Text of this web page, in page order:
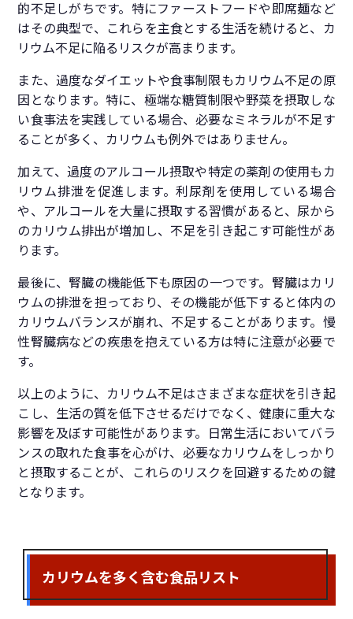
的不足しがちです。特にファーストフードや即席麺など
はその典型で、これらを主食とする生活を続けると、カ
リウム不足に陥るリスクが高まります。
また、過度なダイエットや食事制限もカリウム不足の原
因となります。特に、極端な糖質制限や野菜を摂取しな
い食事法を実践している場合、必要なミネラルが不足す
ることが多く、カリウムも例外ではありません。
加えて、過度のアルコール摂取や特定の薬剤の使用もカ
リウム排泄を促進します。利尿剤を使用している場合
や、アルコールを大量に摂取する習慣があると、尿から
のカリウム排出が増加し、不足を引き起こす可能性があ
ります。
最後に、腎臓の機能低下も原因の一つです。腎臓はカリ
ウムの排泄を担っており、その機能が低下すると体内の
カリウムバランスが崩れ、不足することがあります。慢
性腎臓病などの疾患を抱えている方は特に注意が必要で
す。
以上のように、カリウム不足はさまざまな症状を引き起
こし、生活の質を低下させるだけでなく、健康に重大な
影響を及ぼす可能性があります。日常生活においてバラ
ンスの取れた食事を心がけ、必要なカリウムをしっかり
と摂取することが、これらのリスクを回避するための鍵
となります。
カリウムを多く含む食品リスト